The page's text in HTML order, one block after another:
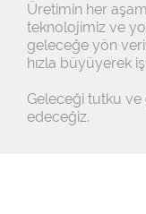
Üretimin her
teknolojimiz ve
geleceğe yön
hızla büyüyerek
Geleceği tutku
edeceğiz.